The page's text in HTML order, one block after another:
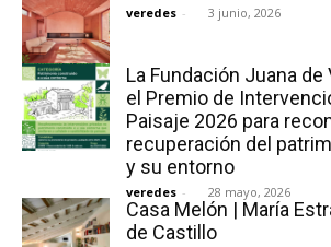
veredes - 3 junio, 2026
La Fundación Juana
el Premio de
Paisaje 2026 para
recuperación del
y su entorno
veredes - 28 mayo, 2026
Casa Melón | María
de Castillo